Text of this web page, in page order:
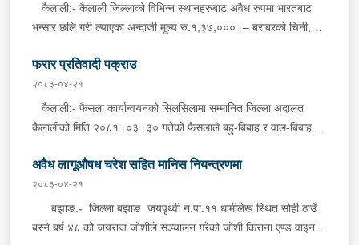
कैलाली:- कैलाली जिल्लाको विभिन्न स्थानहरुबाट अवैध रुपमा भारतबाट
भन्सार छलि गरी ल्याएका अन्दाजी मूल्य रु.१,३७,०००।– बराबरको चिनी,
जिल्ला प्रहरी कार्यालय कैलाली तथा मातहत कार्यालयबाट खटिएको प्रहरीले
बेवारिसे अवस्थामा फेला पारी आवश्यक प्रक्रिया पुरा गरी नियन्त्रणमा लिएको
छ । कञ्चनपुर:- कञ्चनपुर जिल्लाको विभिन्न स्थानहरुबाट अवैध रुपमा
भारतबाट भन्सार छलि गरी ल्याएका अन्दाजी मूल्य रु.२९,६००।– बराबरको
बुधबार जिल्ला प्रहरी कार्यालय कञ्चनपुर मातहत कार्यालयबाट खटिएको
प्रहरीले बेवारिसे अवस्थामा फेला पारी आवश्यक प्रक्रिया पुरा गरी
नियन्त्रणमा लिएको छ ।
फरार प्रतिवादी पक्राउ
२०८३-०४-२१
कैलाली:- फैसला कार्यान्वयनको सिलसिलामा सम्मानित जिल्ला अदालत
कैलालीको मिति २०८१।०३।३० गतेको फैसलाले बहु-बिबाह र वाल-बिबाह
तोकिएको टिकापुर न.पा.१ बस्ने बर्ष ४७ को तिला चन्द्र शर्मालाई इलाका
प्रहरी कार्यालय टिकापुर, कैलालीबाट खटिएको प्रहरीले बुधबार दिउँसो निजकै
घर ठेगानाबाट पक्राउ गरेको छ ।
अवैध लागूऔषध चरेश सहित मानिस नियन्त्रणमा
२०८३-०४-२१
बझाङ:- जिल्ला बझाङ जयपृथ्वी न.पा.११ धामीलेख स्थित सोही ठाउँ
बस्ने बर्ष ४८ को जयराज जोशीले सञ्चालन गरेको जोशी किराना एण्ड वाइन